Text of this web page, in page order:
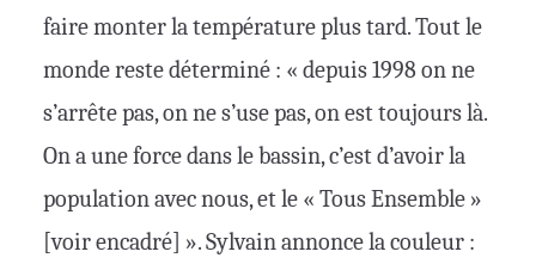
faire monter la température plus tard. Tout le
monde reste déterminé : « depuis 1998 on ne
s’arrête pas, on ne s’use pas, on est toujours là.
On a une force dans le bassin, c’est d’avoir la
population avec nous, et le « Tous Ensemble »
[voir encadré] ». Sylvain annonce la couleur :